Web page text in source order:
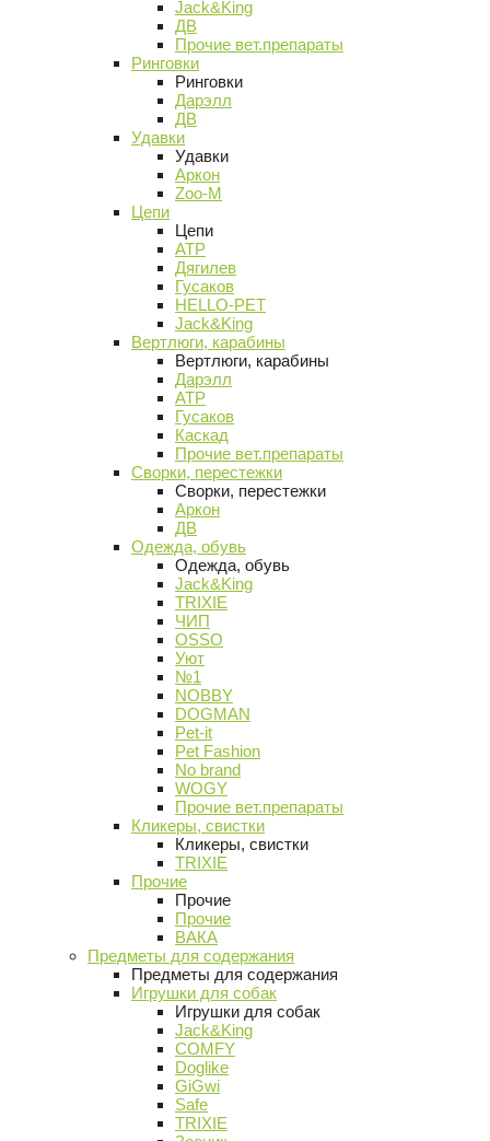
Jack&King
ДВ
Прочие вет.препараты
Ринговки
Ринговки
Дарэлл
ДВ
Удавки
Удавки
Аркон
Zoo-M
Цепи
Цепи
АТР
Дягилев
Гусаков
HELLO-PET
Jack&King
Вертлюги, карабины
Вертлюги, карабины
Дарэлл
АТР
Гусаков
Каскад
Прочие вет.препараты
Сворки, перестежки
Сворки, перестежки
Аркон
ДВ
Одежда, обувь
Одежда, обувь
Jack&King
TRIXIE
ЧИП
OSSO
Уют
№1
NOBBY
DOGMAN
Pet-it
Pet Fashion
No brand
WOGY
Прочие вет.препараты
Кликеры, свистки
Кликеры, свистки
TRIXIE
Прочие
Прочие
Прочие
ВАКА
Предметы для содержания
Предметы для содержания
Игрушки для собак
Игрушки для собак
Jack&King
COMFY
Doglike
GiGwi
Safe
TRIXIE